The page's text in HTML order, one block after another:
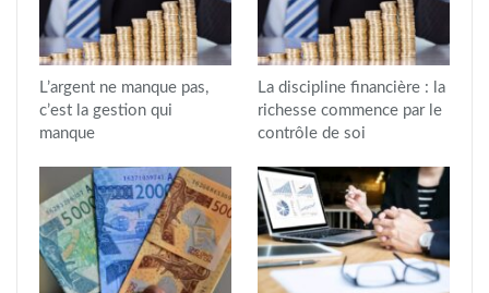
L’argent ne manque pas,
c’est la gestion qui
manque
La discipline financière : la
richesse commence par le
contrôle de soi